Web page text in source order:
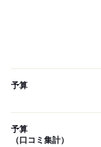
予算
予算
（口コミ集計）